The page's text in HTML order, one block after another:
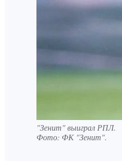
"Зенит" выиграл РПЛ.
Фото: ФК "Зенит".